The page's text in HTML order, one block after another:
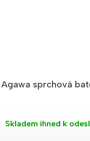
Agawa sprchová
Skladem ihned k